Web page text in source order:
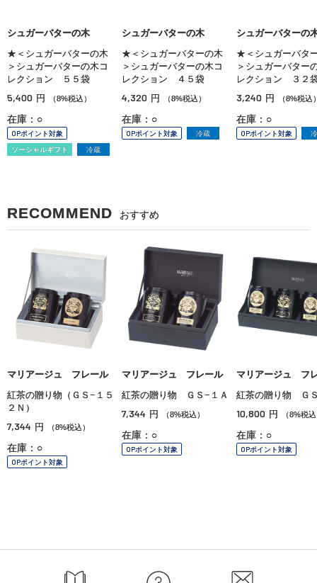
シュガーバターの木
★＜シュガーバターの木
＞シュガーバターの木コ
レクション ５５袋
5,400 円 （8%税込）
在庫：○
OPポイント対象
ソーシャルギフト
冷蔵
シュガーバターの木
★＜シュガーバターの木
＞シュガーバターの木コ
レクション ４５袋
4,320 円 （8%税込）
在庫：○
OPポイント対象 冷蔵
シュガーバターの
★＜シュガーバタ
＞シュガーバター
レクション ３２
3,240 円 （8%税込
在庫：○
OPポイント対象
RECOMMEND おすすめ
マリアージュ フレール
紅茶の贈り物（ＧＳ−１５
２Ｎ）
7,344 円 （8%税込）
在庫：○
OPポイント対象
マリアージュ フレール
紅茶の贈り物 ＧＳ−１Ａ
7,344 円 （8%税込）
在庫：○
OPポイント対象
マリアージュ フ
紅茶の贈り物 Ｇ
10,800 円 （8%税
在庫：○
OPポイント対象